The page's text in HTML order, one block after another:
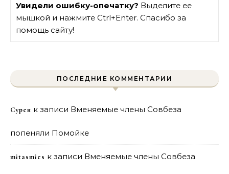
Увидели ошибку-опечатку? Выделите ее
мышкой и нажмите Ctrl+Enter. Спасибо за
помощь сайту!
ПОСЛЕДНИЕ КОММЕНТАРИИ
Сурен к записи Вменяемые члены Совбеза
попеняли Помойке
mitasmies к записи Вменяемые члены Совбеза